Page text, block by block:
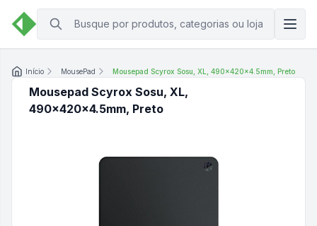
Início MousePad Mousepad Scyrox Sosu, XL, 490x420x4.5mm, Preto
Mousepad Scyrox Sosu, XL,
490x420x4.5mm, Preto